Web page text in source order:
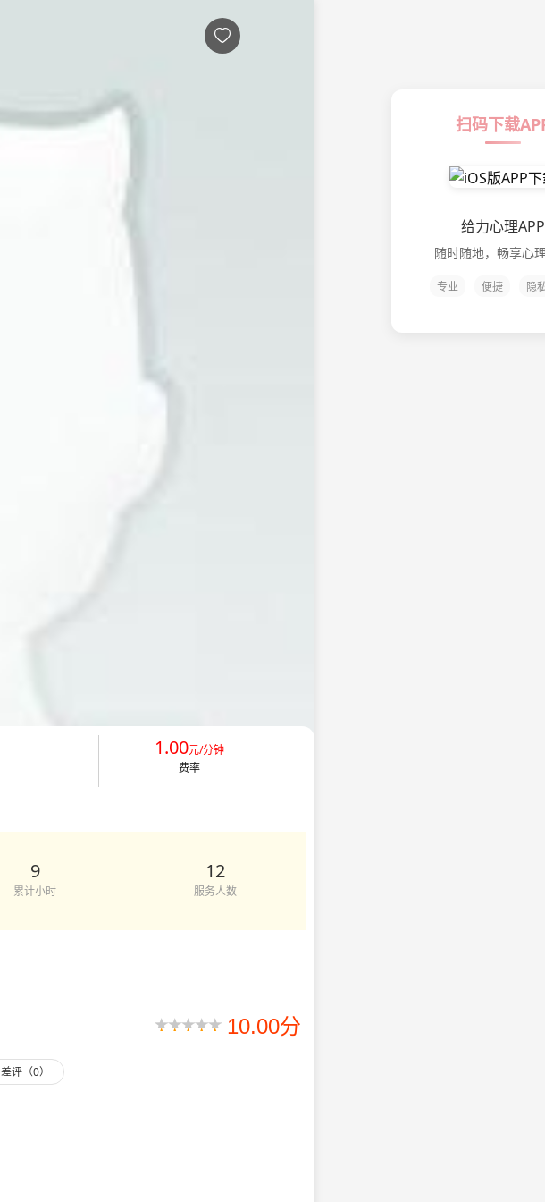

1.00元/分钟
费率
9
累计小时
12
服务人数
10.00分
差评（0）
扫码下载
给力心理APP
随时随地，畅享心
专业 便捷 隐